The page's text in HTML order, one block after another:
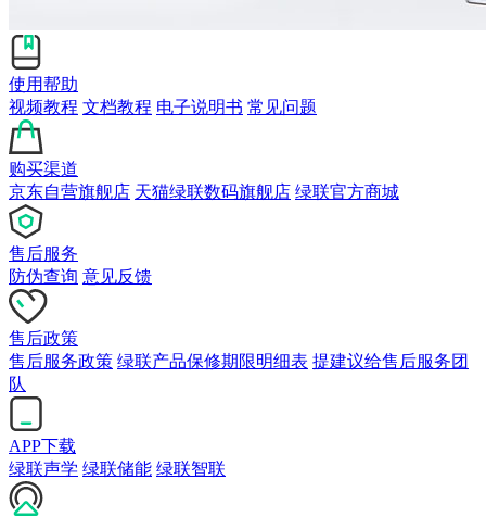
使用帮助
视频教程 文档教程 电子说明书 常见问题
购买渠道
京东自营旗舰店 天猫绿联数码旗舰店 绿联官方商城
售后服务
防伪查询 意见反馈
售后政策
售后服务政策 绿联产品保修期限明细表 提建议给售后服务团
队
APP下载
绿联声学 绿联储能 绿联智联